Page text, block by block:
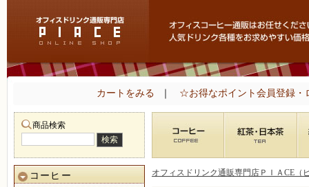
カートをみる ☆お得なポイント会員登録
商品検索
コーヒー オフィスドリンク通販専門店ＰＩＡCE（